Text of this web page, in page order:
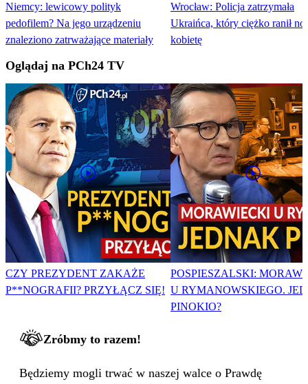
Niemcy: lewicowy polityk
pedofilem? Na jego urządzeniu
znaleziono zatrważające materiały
Wrocław: Policja zatrzymała
Ukraińca, który ciężko ranił
kobietę
Oglądaj na PCh24 TV
CZY PREZYDENT ZAKAŻE
P**NOGRAFII? PRZYŁĄCZ SIĘ!
POSPIESZALSKI:
U RYMANOWSKIEGO.
PINOKIO?
Zróbmy to razem!
Będziemy mogli trwać w naszej walce o Prawdę